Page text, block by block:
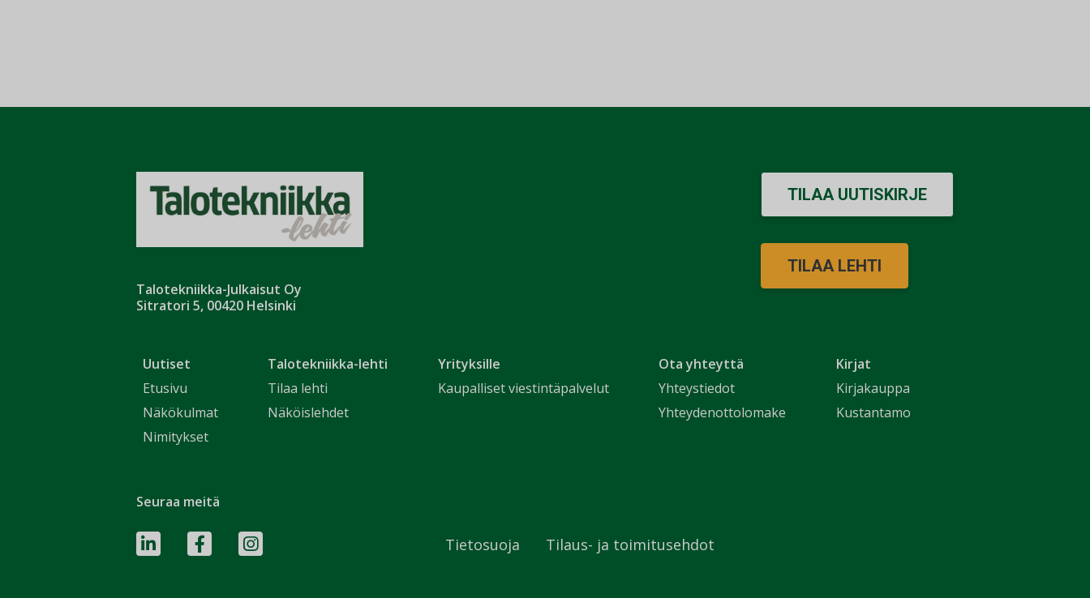
Talotekniikka-Julkaisut Oy
Sitratori 5, 00420 Helsinki
Uutiset
Etusivu
Näkökulmat
Nimitykset
Talotekniikka-lehti
Tilaa lehti
Näköislehdet
Yrityksille
Kaupalliset viestintäpalvelut
Ota yhteyttä
Yhteystiedot
Yhteydenottolomake
Kirjat
Kirjakauppa
Kustantamo
TILAA UUTISKIRJE
TILAA LEHTI
Seuraa meitä
Tietosuoja Tilaus- ja toimitusehdot